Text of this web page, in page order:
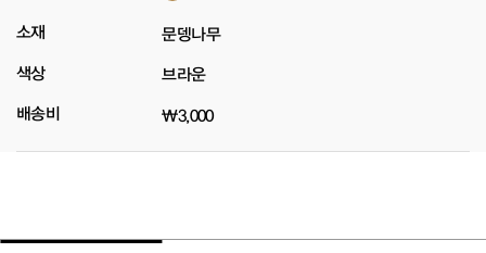
소재 문뎅나무
색상 브라운
배송비 ₩3,000